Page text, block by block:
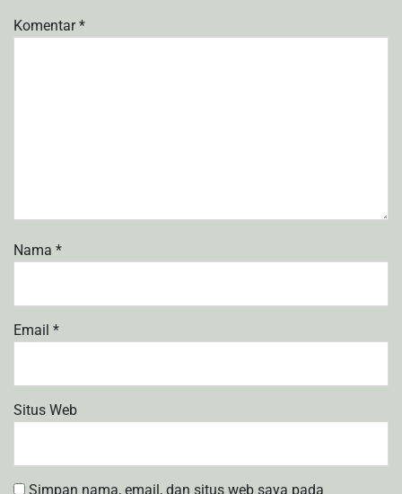
Komentar*
Nama *
Email *
Situs Web
Simpan nama, email, dan situs web saya pada